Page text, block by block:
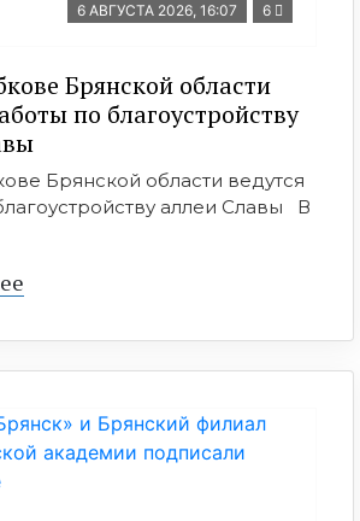
6 АВГУСТА 2026, 16:07 6
Брянской области
по благоустройству
Брянской области ведутся
аллеи Славы В